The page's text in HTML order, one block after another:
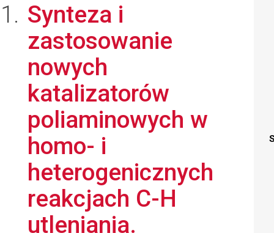
Synteza i
zastosowanie
nowych
katalizatorów
poliaminowych w
homo- i
heterogenicznych
reakcjach C-H
utleniania.